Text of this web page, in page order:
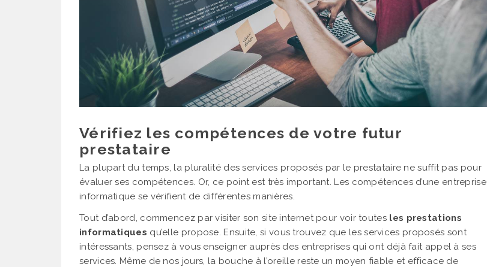
Vérifiez les compétences de votre futur
prestataire
La plupart du temps, la pluralité des services proposés par le prestataire ne suffit pas pour
évaluer ses compétences. Or, ce point est très important. Les compétences d’une entreprise
informatique se vérifient de différentes manières.
Tout d’abord, commencez par visiter son site internet pour voir toutes les prestations
informatiques qu’elle propose. Ensuite, si vous trouvez que les services proposés sont
intéressants, pensez à vous enseigner auprès des entreprises qui ont déjà fait appel à ses
services. Même de nos jours, la bouche à l’oreille reste un moyen fiable et efficace de